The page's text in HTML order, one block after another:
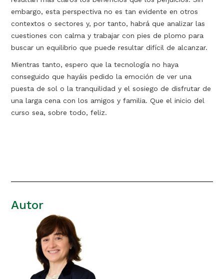
embargo, esta perspectiva no es tan evidente en otros
contextos o sectores y, por tanto, habrá que analizar las
cuestiones con calma y trabajar con pies de plomo para
buscar un equilibrio que puede resultar difícil de alcanzar.
Mientras tanto, espero que la tecnología no haya
conseguido que hayáis pedido la emoción de ver una
puesta de sol o la tranquilidad y el sosiego de disfrutar de
una larga cena con los amigos y familia. Que el inicio del
curso sea, sobre todo, feliz.
Autor